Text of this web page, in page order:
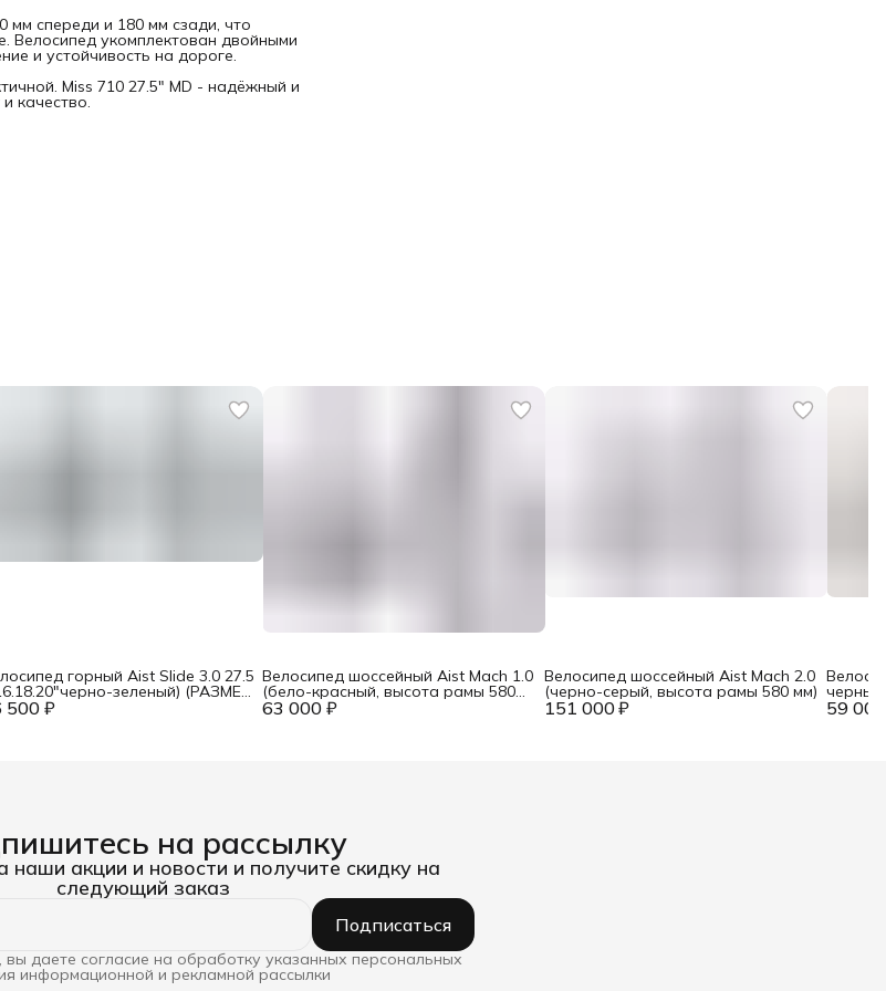
мм спереди и 180 мм сзади, что
Велосипед укомплектован двойными
и устойчивость на дороге.
Miss 710 27.5" MD - надёжный и
качество.
500 ₽
горный Aist Slide 3.0 27.5
зеленый) (РАЗМЕР
63 000 ₽
Велосипед шоссейный Aist Mach 1.0
(бело-красный, высота рамы 580
мм) 151 000 ₽
Велосипед шоссейный Aist Mach 2.0
(черно-серый, высота рамы 580 мм)
59
на рассылку
наши акции и новости и получите скидку на
следующий заказ
Подписаться
даете согласие на обработку указанных персональных
информационной и рекламной рассылки